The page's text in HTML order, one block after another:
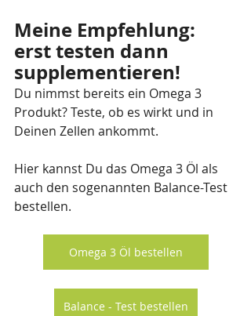
Meine Empfehlung:
erst testen dann
supplementieren!
Du nimmst bereits ein Omega 3
Produkt? Teste, ob es wirkt und in
Deinen Zellen ankommt.
Hier kannst Du das Omega 3 Öl als
auch den sogenannten Balance-Test
bestellen.
Omega 3 Öl bestellen
Balance - Test bestellen